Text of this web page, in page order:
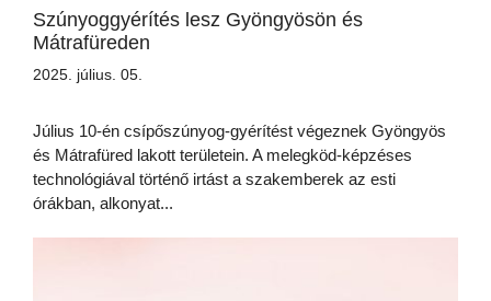
Szúnyoggyérítés lesz Gyöngyösön és
Mátrafüreden
2025. július. 05.
Július 10-én csípőszúnyog-gyérítést végeznek Gyöngyös
és Mátrafüred lakott területein. A melegköd-képzéses
technológiával történő irtást a szakemberek az esti
órákban, alkonyat...